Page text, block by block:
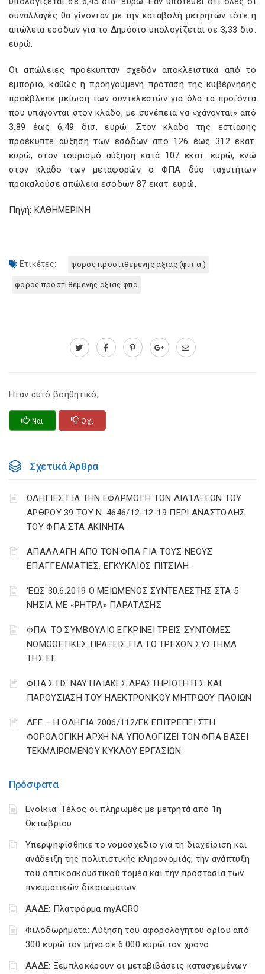
Πρόσφατα
Ενοίκια: Τέλος οι πληρωμές με μετρητά από 1η
Οκτωβρίου
Υπερψηφίσθηκε το νομοσχέδιο για τη διαχείριση και
ανάδειξη της πολιτιστικής κληρονομιάς, την ανάπτυξη
του οπτικοακουστικού τομέα και την προστασία των
πνευματικών δικαιωμάτων
ΑΑΔΕ: Πλατφόρμα myAGRO
Φιλοδωρήματα: Αύξηση του αφορολόγητου ορίου από
300 ευρώ τον μήνα σε 6.000 ευρώ τον χρόνο
ΑΑΔΕ: Ξεμπλοκάρουν οι μεταβιβάσεις κατασχεμένων
συναλλαγές θα γίνονταν με την καταβολή μετρητών τότε η
απώλεια εσόδων για το Δημόσιο υπολογίζεται σε 3,33 δισ.
ευρώ.
Οι απώλειες προέκυπταν σχεδόν αποκλειστικά από το
εμπόριο, καθώς η προηγούμενη πρόταση της κυβέρνησης
προέβλεπε μείωση των συντελεστών για όλα τα προϊόντα
που υπάγονται στον κλάδο, με συνέπεια να «χάνονται» από
3,89 έως 6,49 δισ. ευρώ. Στον κλάδο της εστίασης
προέκυπτε αύξηση των εσόδων από 126 έως 312 εκατ.
ευρώ, στον τουρισμό αύξηση κατά 107 εκατ. ευρώ, ενώ
στον κλάδο των μεταφορών ο ΦΠΑ δύο ταχυτήτων
προκαλούσε απώλεια εσόδων 87 εκατ. ευρώ.
Πηγή: ΚΑΘΗΜΕΡΙΝΗ
Ετικέτες: φορος προστιθεμενης αξιας (φ.π.α.)
φορος προστιθεμενης αξιας φπα
Ηταν αυτό βοηθητικό;
Ναι Οχι
Σχετικά Άρθρα
ΟΔΗΓΙΕΣ ΓΙΑ ΤΗΝ ΕΦΑΡΜΟΓΗ ΤΩΝ ΔΙΑΤΑΞΕΩΝ ΤΟΥ
ΑΡΘΡΟΥ 39 ΤΟΥ Ν. 4646/12-12-19 ΠΕΡΙ ΑΝΑΣΤΟΛΗΣ
ΤΟΥ ΦΠΑ ΣΤΑ ΑΚΙΝΗΤΑ
ΑΠΑΛΛΑΓΗ ΑΠΟ ΤΟΝ ΦΠΑ ΓΙΑ ΤΟΥΣ ΝΕΟΥΣ
ΕΠΑΓΓΕΛΜΑΤΙΕΣ, ΕΓΚΥΚΛΙΟΣ ΠΙΤΣΙΛΗ.
‘ΕΩΣ 30.6.2019 Ο ΜΕΙΩΜΕΝΟΣ ΣΥΝΤΕΛΕΣΤΗΣ ΣΤΑ 5
ΝΗΣΙΑ ΜΕ «ΡΗΤΡΑ» ΠΑΡΑΤΑΣΗΣ
ΦΠΑ: ΤΟ ΣΥΜΒΟΥΛΙΟ ΕΓΚΡΙΝΕΙ ΤΡΕΙΣ ΣΥΝΤΟΜΕΣ
ΝΟΜΟΘΕΤΙΚΕΣ ΠΡΑΞΕΙΣ ΓΙΑ ΤΟ ΤΡΕΧΟΝ ΣΥΣΤΗΜΑ
ΤΗΣ ΕΕ
ΦΠΑ ΣΤΙΣ ΝΑΥΤΙΛΙΑΚΕΣ ΔΡΑΣΤΗΡΙΟΤΗΤΕΣ ΚΑΙ
ΠΑΡΟΥΣΙΑΣΗ ΤΟΥ ΗΛΕΚΤΡΟΝΙΚΟΥ ΜΗΤΡΩΟΥ ΠΛΟΙΩΝ
ΔΕΕ – Η ΟΔΗΓΙΑ 2006/112/ΕΚ ΕΠΙΤΡΕΠΕΙ ΣΤΗ
ΦΟΡΟΛΟΓΙΚΗ ΑΡΧΗ ΝΑ ΥΠΟΛΟΓΙΖΕΙ ΤΟΝ ΦΠΑ ΒΑΣΕΙ
ΤΕΚΜΑΙΡΟΜΕΝΟΥ ΚΥΚΛΟΥ ΕΡΓΑΣΙΩΝ